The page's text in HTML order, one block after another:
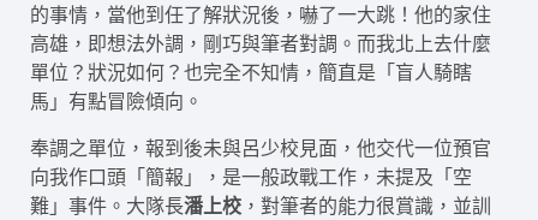
的事情，當他到任了解狀況後，嚇了一大跳！他的家住
高雄，即想法外調，剛巧與筆者對調。而我北上去什麼
單位？狀況如何？也完全不知情，簡直是「盲人騎瞎
馬」有點冒險傾向。
奉調之單位，報到後未與呂少校見面，他交代一位預官
向我作口頭「簡報」，是一般政戰工作，未提及「空
難」事件。大隊長潘上校 ，對筆者的能力很賞識，並訓